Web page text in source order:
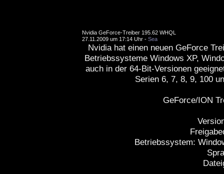
Nvidia GeForce-Treiber 195.62 WHQL
27.11.2009 um 17:14 Uhr - Sea
Nvidia hat einen neuen GeForce
Betriebssysteme Windows XP,
auch in der 64-Bit-Versionen
Serien 6, 7, 8, 9, 100
GeForce/ION
Betriebssystem: